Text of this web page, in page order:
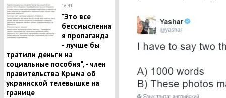
16:41
"Это все
бессмысленна
я пропаганда
- лучше бы
тратили деньги на
социальные пособия", - член
правительства Крыма об
украинской телевышке на
границе